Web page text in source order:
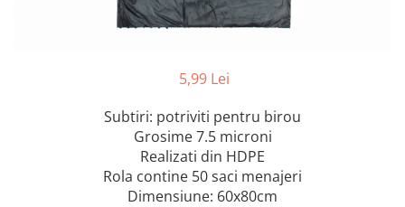
5,99 Lei
Subtiri: potriviti pentru birou
Grosime 7.5 microni
Realizati din HDPE
Rola contine 50 saci menajeri
Dimensiune: 60x80cm